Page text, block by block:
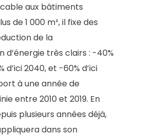
aux bâtiments
de 1 000 m², il fixe des
de la
d’énergie très clairs : -40%
d’ici 2040, et -60% d’ici
à une année de
entre 2010 et 2019. En
plusieurs années déjà,
dans son